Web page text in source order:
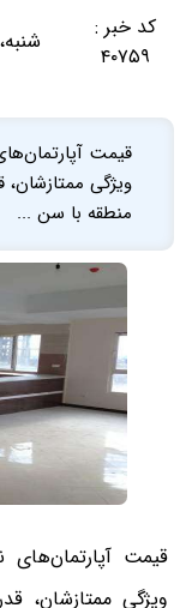
کد خبر :
۴۰۷۵۹
شنبه، ۲۵ شهریور ۱۳۹۶ - ۰۰:۴۵:۵۷
قیمت
ویژگی ممتازشان،
منطقه با سن ...
قیمت
ویژگی ممتازشان،